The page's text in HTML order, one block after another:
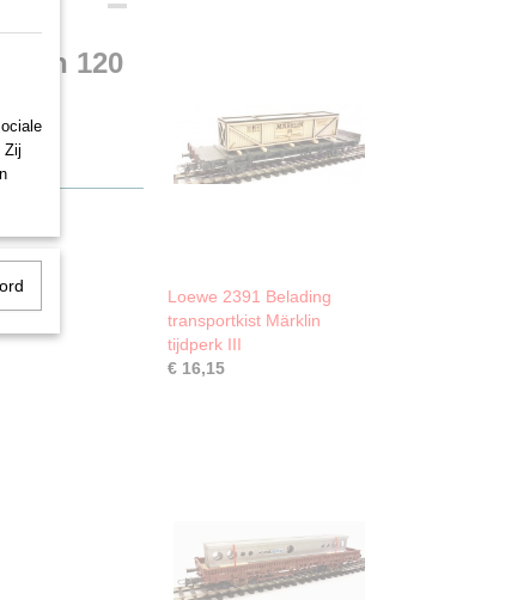
120
Loewe 2391 Belading
transportkist Märklin
tijdperk III
€ 16,15
Zij